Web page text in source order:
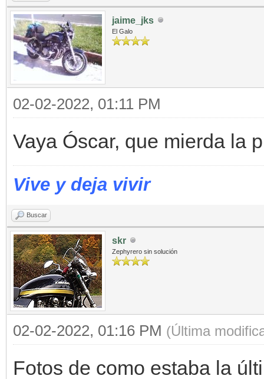
jaime_jks
El Galo
02-02-2022, 01:11 PM
Vaya Óscar, que mierda la
Vive y deja vivir
Buscar
skr
Zephyrero sin solución
02-02-2022, 01:16 PM (Última
Fotos de como estaba la